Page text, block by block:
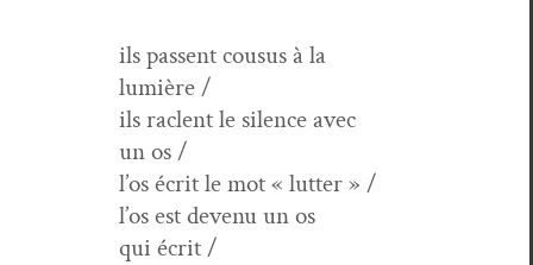
ils passent cousus à la
lumière /
ils raclent le silence avec
un os /
l’os écrit le mot « lutter » /
l’os est devenu un os
qui écrit /